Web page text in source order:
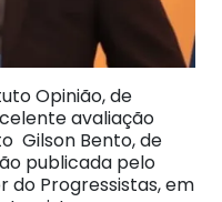
Opinião, de
avaliação
Gilson Bento, de
publicada pelo
do Progressistas, em